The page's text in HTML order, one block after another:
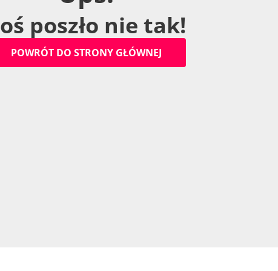
oś poszło nie tak!
POWRÓT DO STRONY GŁÓWNEJ